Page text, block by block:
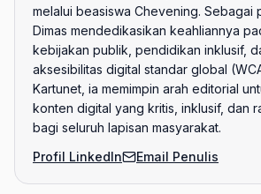
melalui beasiswa Chevening. Sebagai
Dimas mendedikasikan keahliannya
kebijakan publik, pendidikan inklusif,
aksesibilitas digital standar global
Kartunet, ia memimpin arah editorial
konten digital yang kritis, inklusif, dan
bagi seluruh lapisan masyarakat.
Profil LinkedIn
Email Penulis